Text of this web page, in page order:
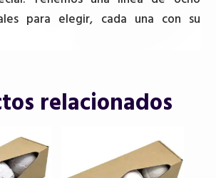
para elegir, cada una con su
relacionados